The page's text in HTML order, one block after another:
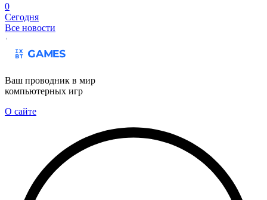
0
Сегодня
Все новости
Ваш проводник в мир
компьютерных игр
О сайте